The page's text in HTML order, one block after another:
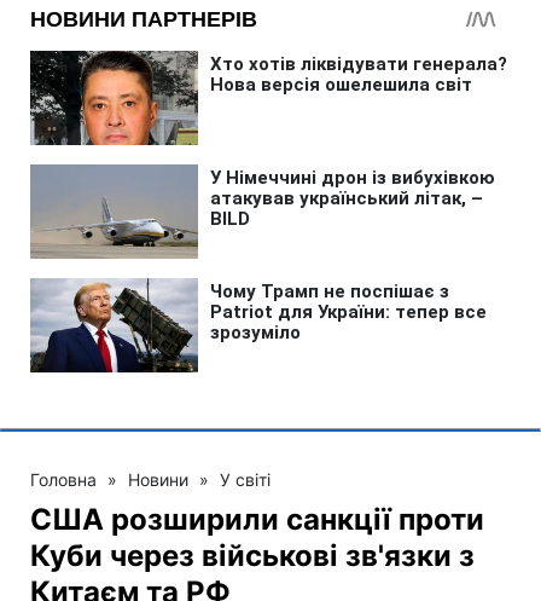
Головна » Новини » У світі
США розширили санкції проти
Куби через військові зв'язки з
Китаєм та РФ